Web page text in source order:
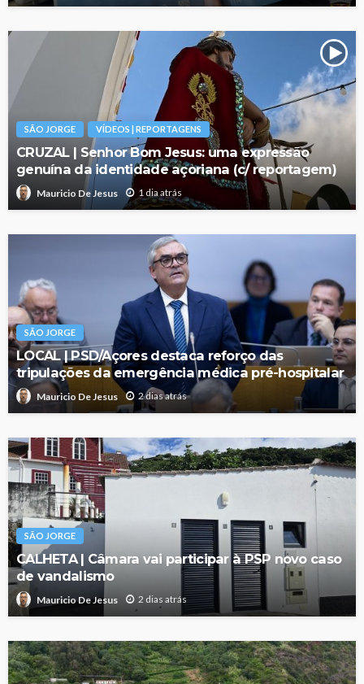
SÃO JORGE VÍDEOS | REPORTAGENS
CRUZAL | Senhor Bom Jesus: uma expressão
genuína da identidade açoriana (c/ reportagem)
Mauricio De Jesus 1 dia atrás
SÃO JORGE
LOCAL | PSD/Açores destaca reforço das
tripulações da emergência médica pré-hospitalar
Mauricio De Jesus 2 dias atrás
SÃO JORGE
CALHETA | Câmara vai participar à PSP novo caso
de vandalismo
Mauricio De Jesus 2 dias atrás